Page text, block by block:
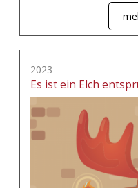
2023
Es ist ein Elch